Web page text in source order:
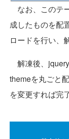
なお、このテ
成したものを配
ロードを行い、
解凍後、
themeを丸ごと
を変更すれば完